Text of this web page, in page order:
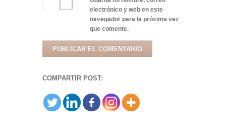
electrónico y web en este
navegador para la próxima vez
que comente.
COMPARTIR POST: